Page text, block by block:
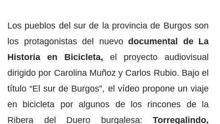
Los pueblos del sur de la provincia de Burgos son
los protagonistas del nuevo documental de La
Historia en Bicicleta, el proyecto audiovisual
dirigido por Carolina Muñoz y Carlos Rubio. Bajo el
título “El sur de Burgos”, el vídeo propone un viaje
en bicicleta por algunos de los rincones de la
Ribera del Duero burgalesa: Torregalindo,